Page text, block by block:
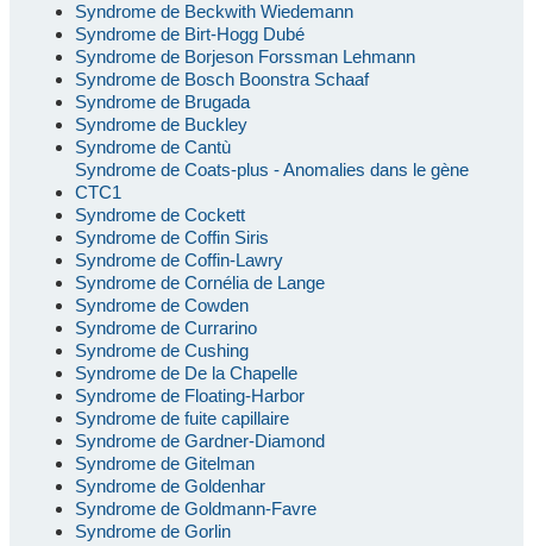
Syndrome de Beckwith Wiedemann
Syndrome de Birt-Hogg Dubé
Syndrome de Borjeson Forssman Lehmann
Syndrome de Bosch Boonstra Schaaf
Syndrome de Brugada
Syndrome de Buckley
Syndrome de Cantù
Syndrome de Coats-plus - Anomalies dans le gène
CTC1
Syndrome de Cockett
Syndrome de Coffin Siris
Syndrome de Coffin-Lawry
Syndrome de Cornélia de Lange
Syndrome de Cowden
Syndrome de Currarino
Syndrome de Cushing
Syndrome de De la Chapelle
Syndrome de Floating-Harbor
Syndrome de fuite capillaire
Syndrome de Gardner-Diamond
Syndrome de Gitelman
Syndrome de Goldenhar
Syndrome de Goldmann-Favre
Syndrome de Gorlin